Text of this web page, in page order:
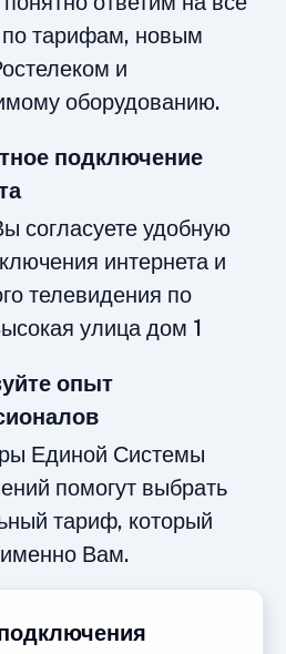
тарифам, новым
и
оборудованию.
подключение
согласуете удобную
интернета и
телевидения по
улица дом 1
опыт
Единой Системы
помогут выбрать
тариф, который
Вам.